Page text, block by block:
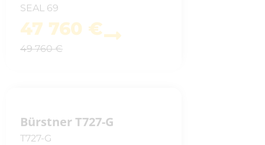
Rapido
Font Vendome
Carado
Mobilvetta
Caravelair
SEAL 69
47 760 €
49 760 €
Bürstner T727-G
T727-G